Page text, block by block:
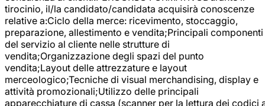
tirocinio, il/la candidato/candidata acquisirà conoscenze
relative a:Ciclo della merce: ricevimento, stoccaggio,
preparazione, allestimento e vendita;Principali componenti
del servizio al cliente nelle strutture di
vendita;Organizzazione degli spazi del punto
vendita;Layout delle attrezzature e layout
merceologico;Tecniche di visual merchandising, display e
attività promozionali;Utilizzo delle principali
apparecchiature di cassa (scanner per la lettura dei codici